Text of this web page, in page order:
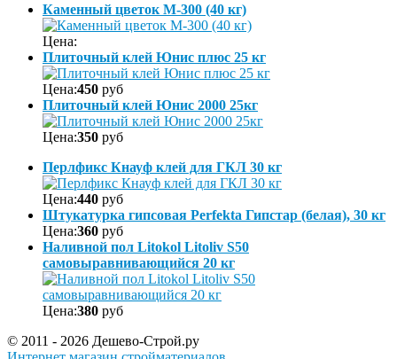
Каменный цветок М-300 (40 кг)
Цена:
Плиточный клей Юнис плюс 25 кг
Цена:450 руб
Плиточный клей Юнис 2000 25кг
Цена:350 руб
Перлфикс Кнауф клей для ГКЛ 30 кг
Цена:440 руб
Штукатурка гипсовая Perfekta Гипстар (белая), 30 кг
Цена:360 руб
Наливной пол Litokol Litoliv S50
самовыравнивающийся 20 кг
Цена:380 руб
© 2011 - 2026 Дешево-Строй.ру